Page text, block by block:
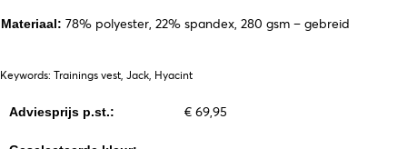
Materiaal: 78% polyester, 22% spandex, 280 gsm – gebreid
Keywords: Trainings vest, Jack, Hyacint
Adviesprijs p.st.: € 69,95